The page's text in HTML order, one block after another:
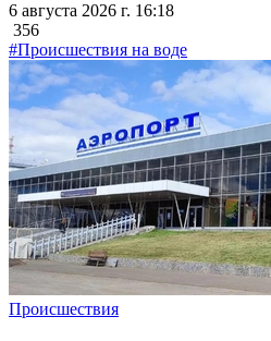
6 августа 2026 г. 16:18
356
#Происшествия на воде
Происшествия